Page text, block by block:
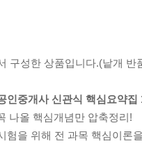
구성한 상품입니다.(낱개 반
인중개사 신관식 핵심요약
나올 핵심개념만 압축정리!
험을 위해 전 과목 핵심이론